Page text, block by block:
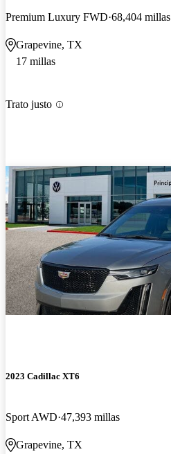
Premium Luxury FWD 68,404 millas
Grapevine, TX
17 millas
Trato justo
2023 Cadillac XT6
Sport AWD 47,393 millas
Grapevine, TX